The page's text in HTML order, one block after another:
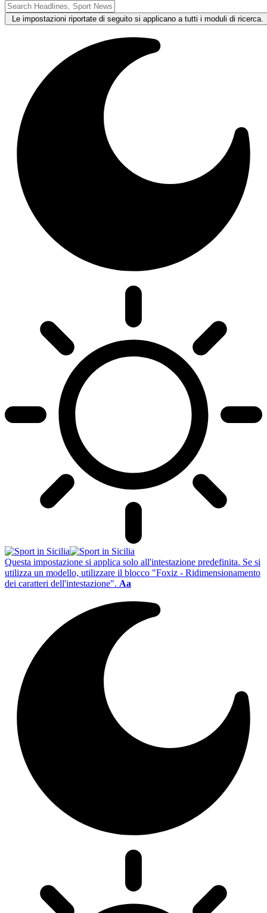
Questa impostazione si applica solo all'intestazione predefinita. Se si
utilizza un modello, utilizzare il blocco "Foxiz - Ridimensionamento
dei caratteri dell'intestazione". Aa